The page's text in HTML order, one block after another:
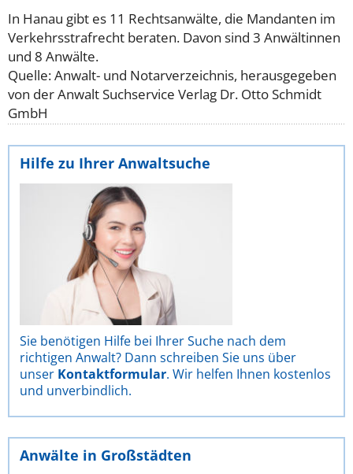
In Hanau gibt es 11 Rechtsanwälte, die Mandanten im
Verkehrsstrafrecht beraten. Davon sind 3 Anwältinnen
und 8 Anwälte.
Quelle: Anwalt- und Notarverzeichnis, herausgegeben
von der Anwalt Suchservice Verlag Dr. Otto Schmidt
GmbH
Hilfe zu Ihrer Anwaltsuche
Sie benötigen Hilfe bei Ihrer Suche nach dem
richtigen Anwalt? Dann schreiben Sie uns über
unser Kontaktformular. Wir helfen Ihnen kostenlos
und unverbindlich.
Anwälte in Großstädten